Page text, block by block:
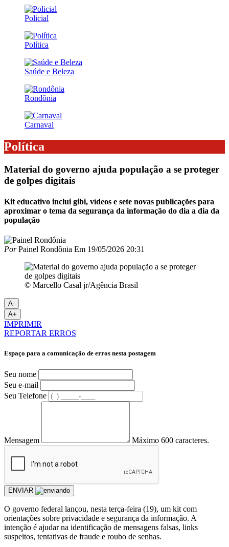
Policial
Política
Saúde e Beleza
Rondônia
Carnaval
Política
Material do governo ajuda população a se proteger
de golpes digitais
Kit educativo inclui gibi, vídeos e sete novas publicações para
aproximar o tema da segurança da informação do dia a dia da
população
PorPainel Rondônia Em 19/05/2026 20:31
© Marcello Casal jr/Agência Brasil
A-
A+
IMPRIMIR
REPORTAR ERROS
Espaço para a comunicação de erros nesta postagem
Seu nome
Seu e-mail
Seu Telefone
Mensagem Máximo 600 caracteres.
ENVIAR
O governo federal lançou, nesta terça-feira (19), um kit com
orientações sobre privacidade e segurança da informação. A
intenção é ajudar na identificação de mensagens falsas, links
suspeitos, tentativas de fraude e roubo de senhas.